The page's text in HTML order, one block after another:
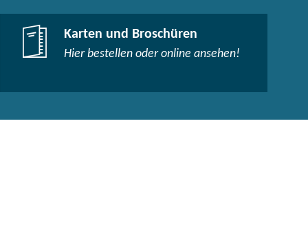
Karten und Broschüren
Hier bestellen oder online ansehen!